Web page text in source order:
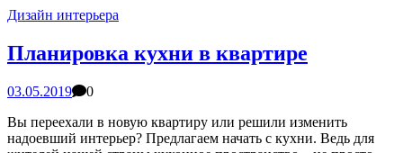
Дизайн интерьера
Планировка кухни в квартире
03.05.2019
0
Вы переехали в новую квартиру или решили изменить
надоевший интерьер? Предлагаем начать с кухни. Ведь для